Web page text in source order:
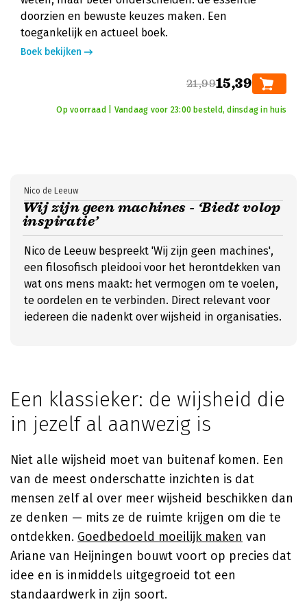
doorzien en bewuste keuzes maken. Een
toegankelijk en actueel boek.
Boek bekijken
21,9915,39
Op voorraad | Vandaag voor 23:00 besteld, dinsdag in huis
Wij zijn geen machines - ‘Biedt volop
inspiratie’
Nico de Leeuw
Nico de Leeuw bespreekt 'Wij zijn geen machines',
een filosofisch pleidooi voor het herontdekken van
wat ons mens maakt: het vermogen om te voelen,
te oordelen en te verbinden. Direct relevant voor
iedereen die nadenkt over wijsheid in organisaties.
Een klassieker: de wijsheid die
in jezelf al aanwezig is
Niet alle wijsheid moet van buitenaf komen. Een
van de meest onderschatte inzichten is dat
mensen zelf al over meer wijsheid beschikken dan
ze denken — mits ze de ruimte krijgen om die te
ontdekken. Goedbedoeld moeilijk maken van
Ariane van Heijningen bouwt voort op precies dat
idee en is inmiddels uitgegroeid tot een
standaardwerk in zijn soort.